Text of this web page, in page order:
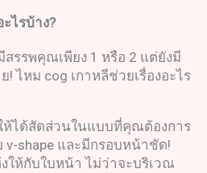
ไรบ้าง?
รรพคุณเพียง 1 หรือ 2 แต่ยังมี
ไหม cog เกาหลีช่วยเรื่องอะไร
ห้ได้สัดส่วนในแบบที่คุณต้องการ
v-shape และมีกรอบหน้าชัด!
งให้กับใบหน้า ไม่ว่าจะบริเวณ